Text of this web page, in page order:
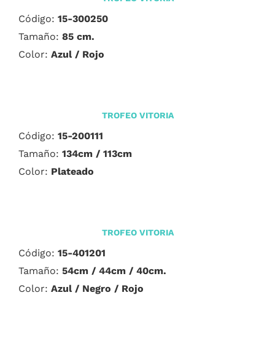
Código: 15-300250
Tamaño: 85 cm.
Color: Azul / Rojo
TROFEO VITORIA
Código: 15-200111
Tamaño: 134cm / 113cm
Color: Plateado
TROFEO VITORIA
Código: 15-401201
Tamaño: 54cm / 44cm / 40cm.
Color: Azul / Negro / Rojo